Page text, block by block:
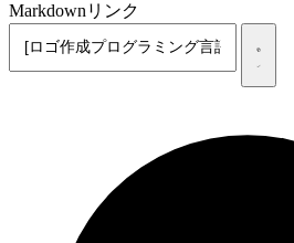
Markdownリンク